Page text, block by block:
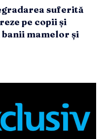
suferită
pe copii și
mamelor și